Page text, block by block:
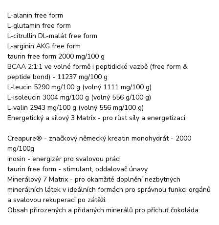
L-alanin free form
L-glutamin free form
L-citrullin DL-malát free form
L-arginin AKG free form
taurin free form 2000 mg/100 g
BCAA 2:1:1 ve volné formě i peptidické vazbě (free form &
peptide bond) - 11237 mg/100 g
L-leucin 5290 mg/100 g (volný 1111 mg/100 g)
L-isoleucin 3004 mg/100 g (volný 556 g/100 g)
L-valin 2943 mg/100 g (volný 556 mg/100 g)
Energetický a silový 3 Matrix - pro růst síly a energetizaci:
Creapure® - značkový německý kreatin monohydrát - 2000
mg/100g
inosin - energizér pro svalovou práci
taurin free form - stimulant, oddalovač únavy
Minerálový 7 Matrix - pro okamžité doplnění nezbytných
minerálních látek v ideálních formách pro správnou funkci orgánů
a svalovou rekuperaci po zátěži:
Obsah přirozených a přidaných minerálů pro příchuť čokoláda: